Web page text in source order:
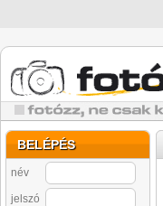
BELÉPÉS
név
jelszó